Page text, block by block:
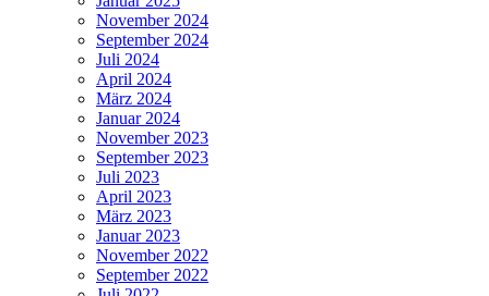
November 2024
September 2024
Juli 2024
April 2024
März 2024
Januar 2024
November 2023
September 2023
Juli 2023
April 2023
März 2023
Januar 2023
November 2022
September 2022